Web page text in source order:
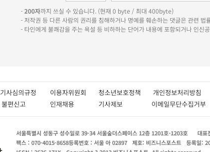
-200자까지 쓰실 수 있습니다. (현재 0 byte / 최대 400byte)
- 저작권 등 다른 사람의 권리를 침해하거나 명예를 훼손하는 댓글은 관련 법
- 타인에게 불쾌감을 주는 욕설 등 비하하는 단어가 내용에 포함되거나 인신
기사심의규정 이용자위원회 청소년보호정책 개인정보처리방
불편신고 인재채용 기사제보 이메일무단수집거부
서울특별시 성동구 성수일로 39-34 서울숲더스페이스 12층 1201호-1203호 대표
팩스 : 070-4015-8658등록번호 : 서울 아 02897 제호: 비즈니스포스트 등록일: